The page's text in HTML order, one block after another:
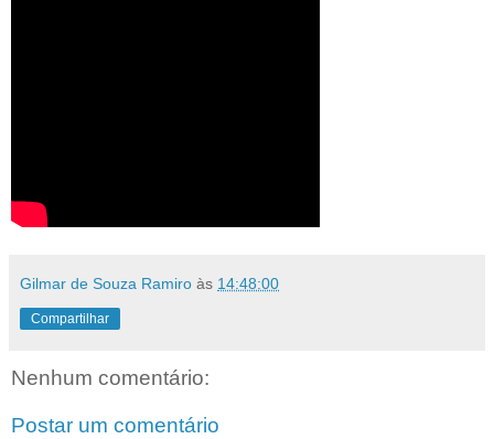
Gilmar de Souza Ramiro às 14:48:00
Compartilhar
Nenhum comentário:
Postar um comentário